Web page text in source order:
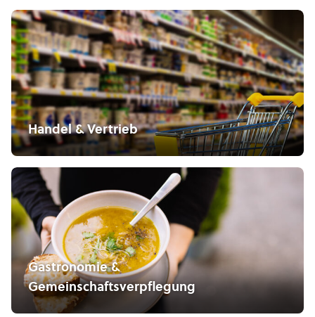
Handel & Vertrieb
Gastronomie &
Gemeinschaftsverpflegung